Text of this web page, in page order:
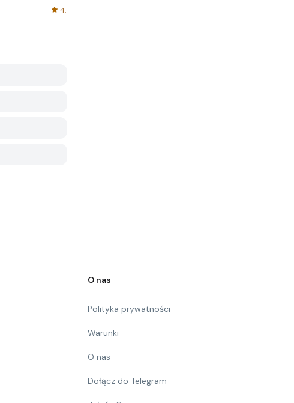
4.5
O nas
Polityka prywatności
Warunki
O nas
Dołącz do Telegram